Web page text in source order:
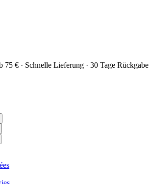
75 € · Schnelle Lieferung · 30 Tage Rückgabe